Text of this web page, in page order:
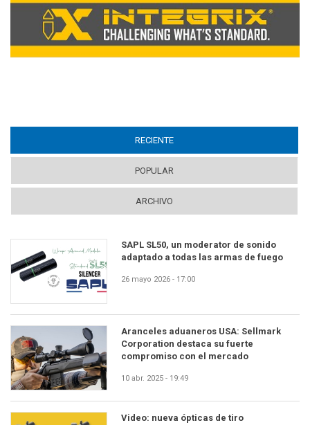
RECIENTE
POPULAR
ARCHIVO
SAPL SL50, un moderator de sonido
adaptado a todas las armas de fuego
26 mayo 2026 - 17:00
Aranceles aduaneros USA: Sellmark
Corporation destaca su fuerte
compromiso con el mercado
10 abr. 2025 - 19:49
Video: nueva ópticas de tiro